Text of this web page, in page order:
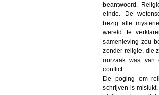
beantwoord.
einde. De
bezig alle
wereld te
samenleving zou
zonder religie, die
oorzaak was van
conflict.
De poging om
schrijven is